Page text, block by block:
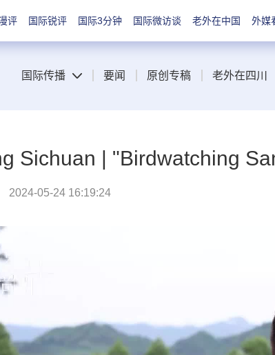
评 国际锐评 国际3分钟 国际微访谈 老外在中国 外媒
国际传播 要闻 原创专稿 老外在四川
Sichuan | "Birdwatching
2024-05-24 16:19:24